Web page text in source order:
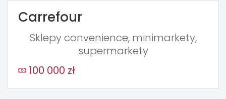
Carrefour
Sklepy convenience, minimarkety,
supermarkety
100 000 zł